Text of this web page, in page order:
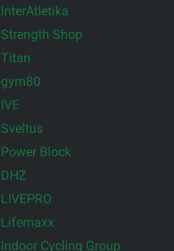
InterAtletika
Strength Shop
Titan
gym80
IVE
Sveltus
Power Block
DHZ
LIVEPRO
Lifemaxx
Indoor Cycling Group